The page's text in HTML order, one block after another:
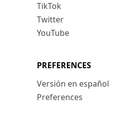
TikTok
Twitter
YouTube
PREFERENCES
Versión en español
Preferences